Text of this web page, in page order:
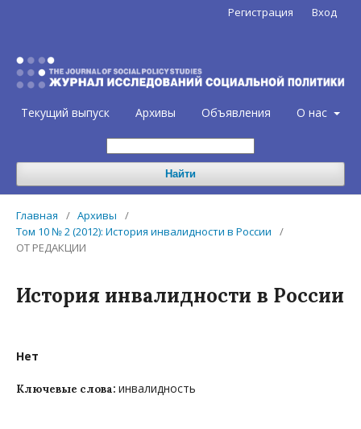
Текущий выпуск Архивы Объявления О нас
Найти
Регистрация Вход
Главная / Архивы
/
Том 10 № 2 (2012): История инвалидности в России
/
ОТ РЕДАКЦИИ
История инвалидности в России
Нет
Ключевые слова: инвалидность